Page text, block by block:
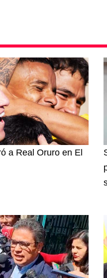
a Real Oruro en El